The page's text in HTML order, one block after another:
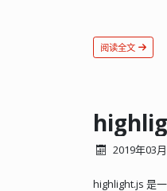
阅读全文
2019年03
highlight.js 是